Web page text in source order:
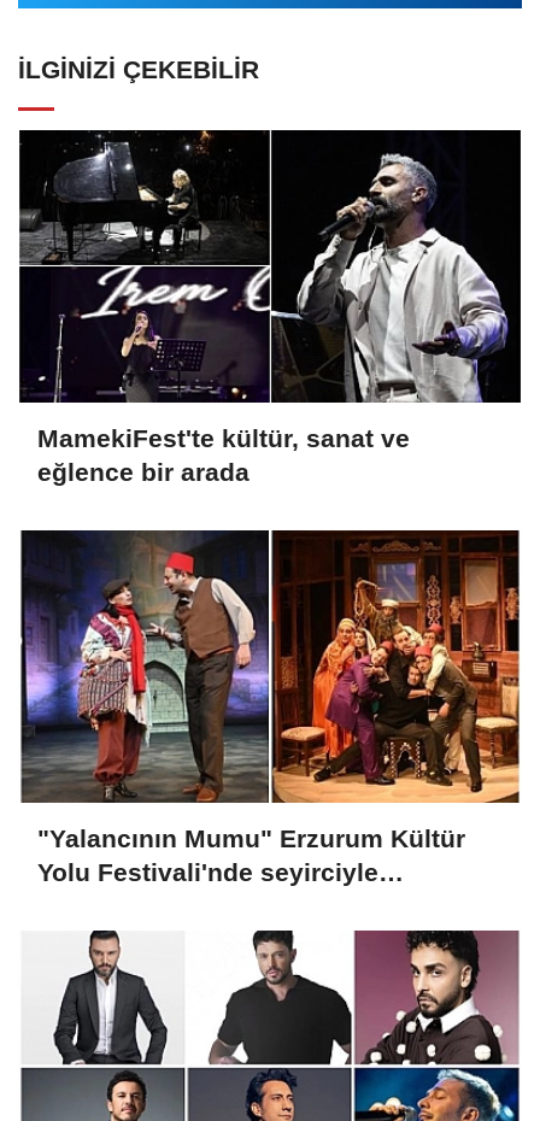
İLGINIZI ÇEKEBILIR
MamekiFest'te kültür, sanat ve
eğlence bir arada
"Yalancının Mumu" Erzurum Kültür
Yolu Festivali'nde seyirciyle